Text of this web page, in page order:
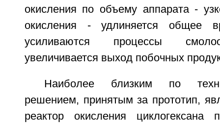
окисления по объему аппарата -
окисления - удлиняется общее
усиливаются процессы
увеличивается выход побочных
Наиболее близким по
решением, принятым за прототип,
реактор окисления